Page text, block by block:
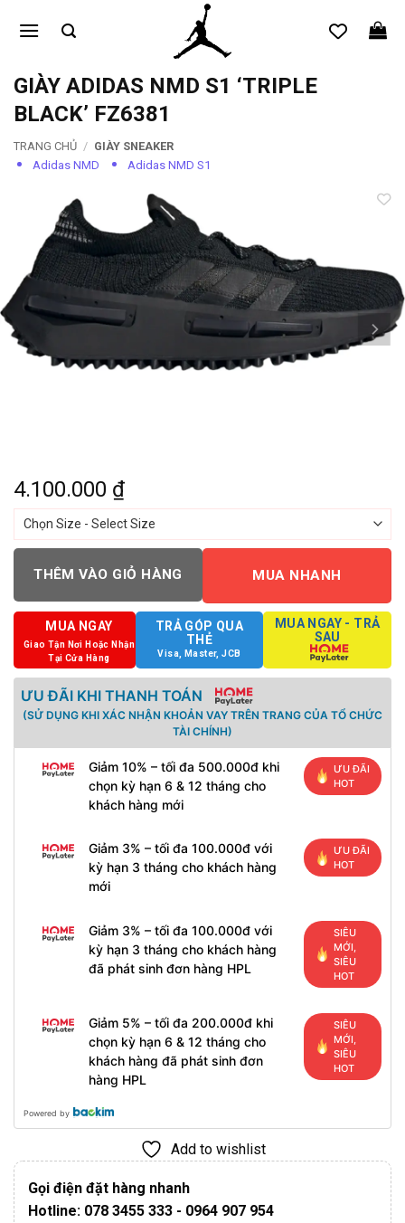
qua
dungGIÀY ADIDAS NMD S1 ‘TRIPLE
BLACK’ FZ6381
TRANG CHỦ / GIÀY SNEAKER
Adidas NMD
Adidas NMD S1
4.100.000 ₫
THÊM VÀO GIỎ HÀNG MUA NHANH
MUA NGAY
Giao Tận Nơi Hoặc Nhận
Tại Cửa Hàng
TRẢ GÓP QUA
THẺ
Visa, Master, JCB
MUA NGAY - TRẢ
SAU
ƯU ĐÃI KHI THANH TOÁN
(SỬ DỤNG KHI XÁC NHẬN KHOẢN VAY TRÊN TRANG CỦA TỔ CHỨC
TÀI CHÍNH)
Giảm 10% – tối đa 500.000đ khi
chọn kỳ hạn 6 & 12 tháng cho
khách hàng mới
ƯU ĐÃI
HOT
Giảm 3% – tối đa 100.000đ với
kỳ hạn 3 tháng cho khách hàng
mới
ƯU ĐÃI
HOT
Giảm 3% – tối đa 100.000đ với
kỳ hạn 3 tháng cho khách hàng
đã phát sinh đơn hàng HPL
SIÊU
MỚI,
SIÊU
HOT
Giảm 5% – tối đa 200.000đ khi
chọn kỳ hạn 6 & 12 tháng cho
khách hàng đã phát sinh đơn
hàng HPL
SIÊU
MỚI,
SIÊU
HOT
Powered by
Add to wishlist
Gọi điện đặt hàng nhanh
Hotline: 078 3455 333 - 0964 907 954